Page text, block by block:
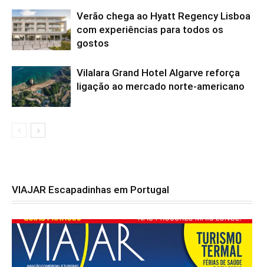
Verão chega ao Hyatt Regency Lisboa
com experiências para todos os
gostos
Vilalara Grand Hotel Algarve reforça
ligação ao mercado norte-americano
VIAJAR Escapadinhas em Portugal